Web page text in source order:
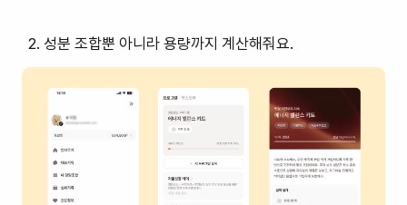
성분 조합뿐 아니라 용량까지 계산해줘요.